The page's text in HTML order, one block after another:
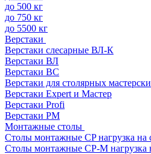
до 500 кг
до 750 кг
до 5500 кг
Верстаки
Верстаки слесарные ВЛ-К
Верстаки ВЛ
Верстаки ВС
Верстаки для столярных
Верстаки Expert и Мастер
Верстаки Profi
Верстаки РМ
Монтажные столы
Столы монтажные СP нагрузка на
Столы монтажные СР-М нагрузка